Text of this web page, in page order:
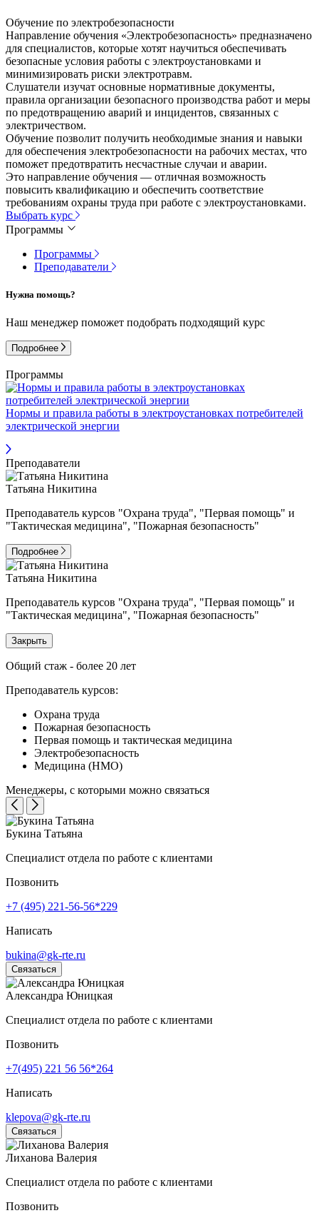
Обучение по электробезопасности
Направление обучения «Электробезопасность» предназначено
для специалистов, которые хотят научиться обеспечивать
безопасные условия работы с электроустановками и
минимизировать риски электротравм.
Слушатели изучат основные нормативные документы,
правила организации безопасного производства работ и меры
по предотвращению аварий и инцидентов, связанных с
электричеством.
Обучение позволит получить необходимые знания и навыки
для обеспечения электробезопасности на рабочих местах, что
поможет предотвратить несчастные случаи и аварии.
Это направление обучения — отличная возможность
повысить квалификацию и обеспечить соответствие
требованиям охраны труда при работе с электроустановками.
Выбрать курс
Программы
Программы
Преподаватели
Нужна помощь?
Наш менеджер поможет подобрать подходящий курс
Подробнее
Программы
Нормы и правила работы в электроустановках потребителей
электрической энергии
Преподаватели
Татьяна Никитина
Преподаватель курсов "Охрана труда", "Первая помощь" и
"Тактическая медицина", "Пожарная безопасность"
Подробнее
Татьяна Никитина
Преподаватель курсов "Охрана труда", "Первая помощь" и
"Тактическая медицина", "Пожарная безопасность"
Закрыть
Общий стаж - более 20 лет
Преподаватель курсов:
Охрана труда
Пожарная безопасность
Первая помощь и тактическая медицина
Электробезопасность
Медицина (НМО)
Менеджеры, с которыми можно связаться
Букина Татьяна
Специалист отдела по работе с клиентами
Позвонить
+7 (495) 221-56-56*229
Написать
bukina@gk-rte.ru
Связаться
Александра Юницкая
Специалист отдела по работе с клиентами
Позвонить
+7(495) 221 56 56*264
Написать
klepova@gk-rte.ru
Связаться
Лиханова Валерия
Специалист отдела по работе с клиентами
Позвонить